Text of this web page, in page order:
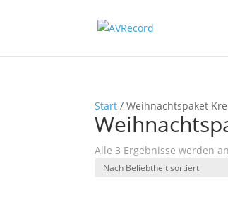
Start / Weihnachtspaket
Alle 3 Ergebnisse werden